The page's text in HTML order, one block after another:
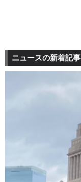
ニュースの新着記事